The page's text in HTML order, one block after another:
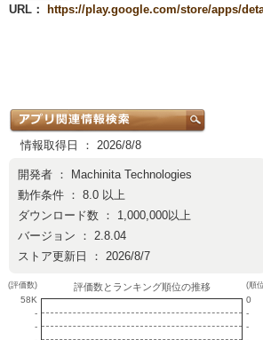
URL：
https://play.google.com/store/apps/
情報取得日 ： 2026/8/8
開発者 ：
Machinita Technologies
動作条件 ： 8.0 以上
ダウンロード数 ： 1,000,000以上
バージョン ： 2.8.04
ストア更新日 ： 2026/8/7
(評価数)
58K
-
-
評価数とランキング順位の推移 (順
0
-
-